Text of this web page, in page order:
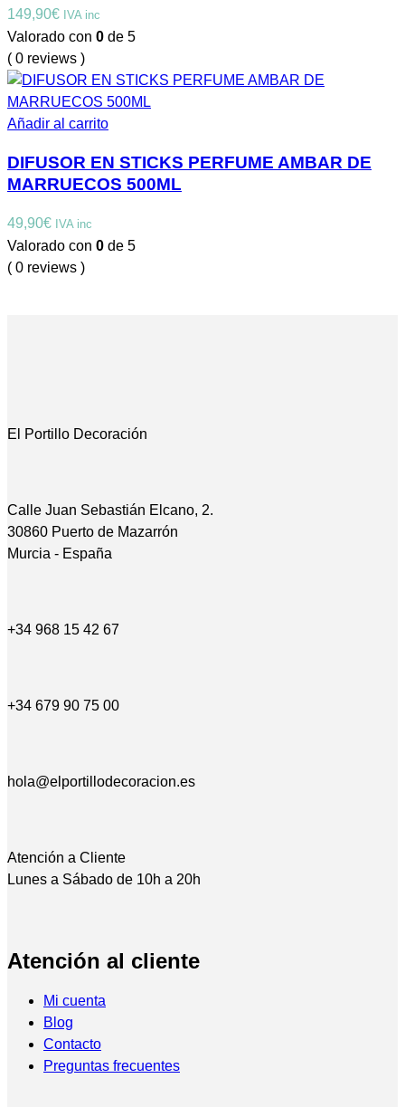
149,90€ IVA inc
Valorado con 0 de 5
( 0 reviews )
Añadir al carrito
DIFUSOR EN STICKS PERFUME AMBAR DE
MARRUECOS 500ML
49,90€ IVA inc
Valorado con 0 de 5
( 0 reviews )
El Portillo Decoración
Calle Juan Sebastián Elcano, 2.
30860 Puerto de Mazarrón
Murcia - España
+34 968 15 42 67
+34 679 90 75 00
hola@elportillodecoracion.es
Atención a Cliente
Lunes a Sábado de 10h a 20h
Atención al cliente
Mi cuenta
Blog
Contacto
Preguntas frecuentes